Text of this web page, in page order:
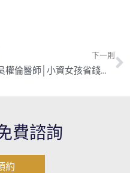
下一則
吳權倫醫師│小資女孩省錢美齒攻略
費諮詢
約